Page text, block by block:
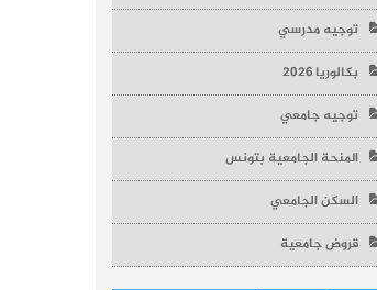
توجيه مدرسي
بكالوريا 2026
توجيه جامعي
المنحة الجامعية بتونس
السكن الجامعي
قروض جامعية